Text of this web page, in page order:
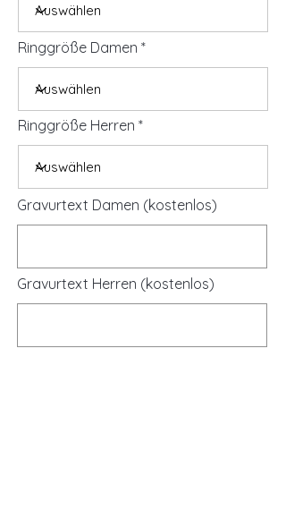
Ringgröße Damen
Ringgröße Herren
Gravurtext Damen (kostenlos)
Gravurtext Herren (kostenlos)